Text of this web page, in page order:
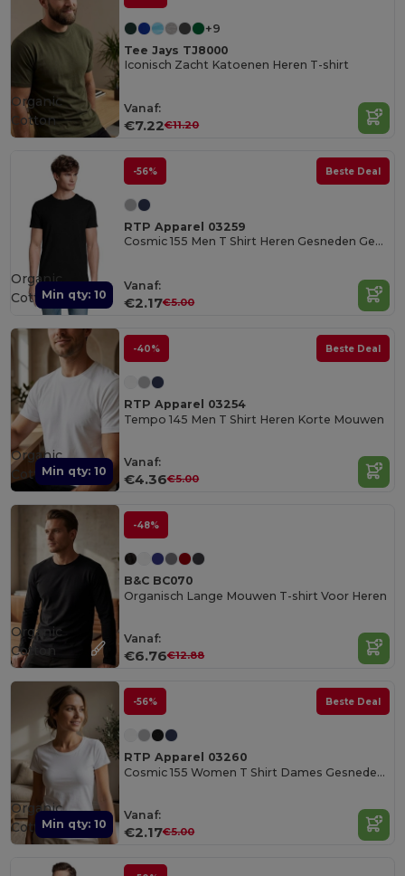
+9
Tee Jays TJ8000
Iconisch Zacht Katoenen Heren T-shirt
Vanaf:
€7.22€11.20
Min qty: 10
Organic
Cotton
-56% Beste Deal
RTP Apparel 03259
Cosmic 155 Men T Shirt Heren Gesneden Genaaid Korte Mouwen
Vanaf:
€2.17€5.00
Min qty: 10
Organic
Cotton
-40% Beste Deal
RTP Apparel 03254
Tempo 145 Men T Shirt Heren Korte Mouwen
Vanaf:
€4.36€5.00
Organic
Cotton
-48%
B&C BC070
Organisch Lange Mouwen T-shirt Voor Heren
Vanaf:
€6.76€12.88
Min qty: 10
Organic
Cotton
-56% Beste Deal
RTP Apparel 03260
Cosmic 155 Women T Shirt Dames Gesneden Genaaid Korte Mouwen
Vanaf:
€2.17€5.00
Organic
Cotton